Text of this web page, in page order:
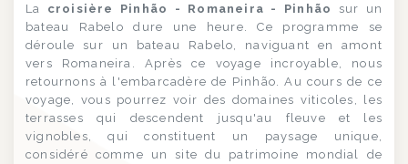
La croisière Pinhão - Romaneira - Pinhão
sur un
bateau Rabelo dure une heure. Ce programme se
déroule sur un bateau Rabelo, naviguant en amont
vers Romaneira. Après ce voyage incroyable, nous
retournons à l'embarcadère de Pinhão. Au cours de ce
voyage, vous pourrez voir des domaines viticoles, les
terrasses qui descendent jusqu'au fleuve et les
vignobles, qui constituent un paysage unique,
considéré comme un site du patrimoine mondial de